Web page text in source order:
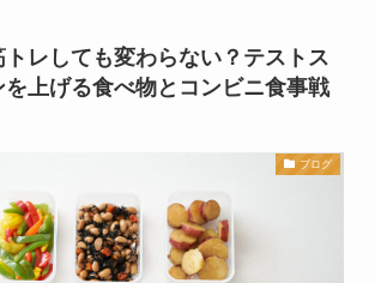
トレしても変わらない？テストス
を上げる食べ物とコンビニ食事戦
ブログ